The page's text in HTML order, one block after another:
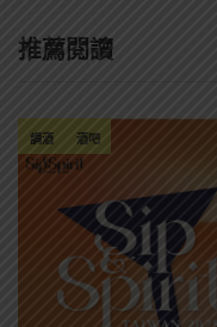
推薦閱讀
調酒 酒吧